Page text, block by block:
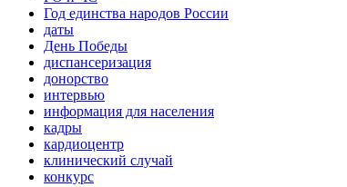
Год единства народов России
даты
День Победы
диспансеризация
донорство
интервью
информация для населения
кадры
кардиоцентр
клинический случай
конкурс